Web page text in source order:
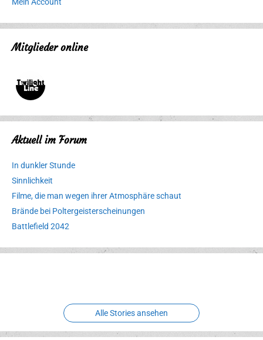
Mein Account
Mitglieder online
Aktuell im Forum
In dunkler Stunde
Sinnlichkeit
Filme, die man wegen ihrer Atmosphäre schaut
Brände bei Poltergeisterscheinungen
Battlefield 2042
Erlebnispark
Verbotene
Alle Stories ansehen